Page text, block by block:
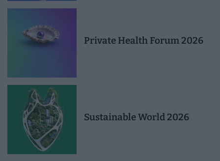
Private Health Forum 2026
Sustainable World 2026